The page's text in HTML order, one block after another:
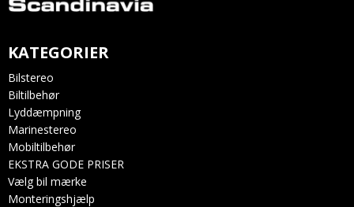
KATEGORIER
Bilstereo
Biltilbehør
Lyddæmpning
Marinestereo
Mobiltilbehør
EKSTRA GODE PRISER
Vælg bil mærke
Monteringshjælp